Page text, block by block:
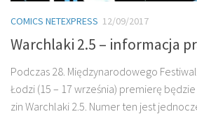
COMICS NETEXPRESS 12/09/2017
Warchlaki 2.5 – informacja
Podczas 28. Międzynarodowego
Łodzi (15 – 17 września) premierę
zin Warchlaki 2.5. Numer ten jest